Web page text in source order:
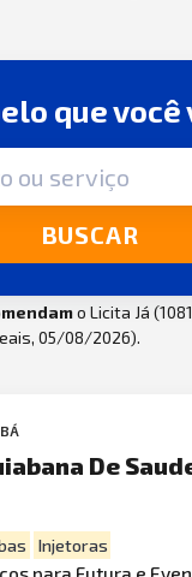
que você
BUSCAR
o Licita Já (1081
05/08/2026).
De
Injetoras